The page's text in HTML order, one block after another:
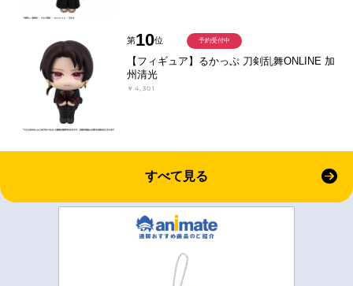
第10位
【フィギュア】るかっぷ 刀剣乱舞ONLINE 加
州清光
￥4,301
予約受付中
すべて見る